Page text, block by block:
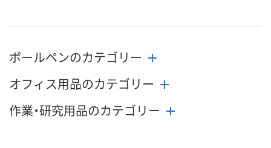
ボールペンのカテゴリー
オフィス用品のカテゴリー
作業・研究用品のカテゴリー